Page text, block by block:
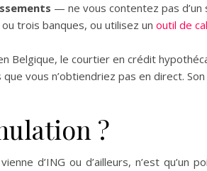
— ne vous contentez pas
trois banques, ou utilisez un outil de
Belgique, le courtier en crédit
vous n’obtiendriez pas en direct.
?
d’ING ou d’ailleurs, n’est